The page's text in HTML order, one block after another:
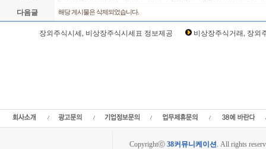
다음글 해당 게시물은 삭제되었습니다.
장외주식시세, 비상장주식시세표 정보제공
비상장주식거래, 장외
Copyrightⓒ 38커뮤니케이션. All rights